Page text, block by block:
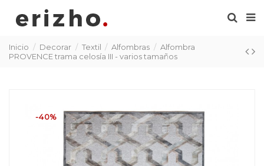
Inicio Decorar Textil Alfombras
Alfombra
PROVENCE trama celosía III - varios tamaños
-40%